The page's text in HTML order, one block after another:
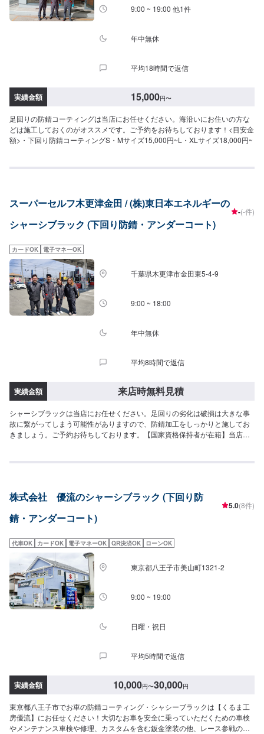
9:00 ~ 19:00 他1件
年中無休
平均18時間で返信
実績金額 15,000円〜
足回りの防錆コーティングは当店にお任せください。海沿いにお住いの方な
どは施工しておくのがオススメです。ご予約をお待ちしております！<目安金
額>・下回り防錆コーティングS・Mサイズ15,000円~L・XLサイズ18,000円~
スーパーセルフ木更津金田 / (株)東日本エネルギーの
シャーシブラック (下回り防錆・アンダーコート)
-(-件)
カードOK 電子マネーOK
千葉県木更津市金田東5-4-9
9:00 ~ 18:00
年中無休
平均8時間で返信
実績金額 来店時無料見積
シャーシブラックは当店にお任せください。足回りの劣化は破損は大きな事
故に繋がってしまう可能性がありますので、防錆加工をしっかりと施してお
きましょう。ご予約お待ちしております。【国家資格保持者が在籍】当店は2
株式会社 優流のシャーシブラック (下回り防
錆・アンダーコート)
5.0(8件)
代車OK カードOK 電子マネーOK QR決済OK ローンOK
東京都八王子市美山町1321-2
9:00 ~ 19:00
日曜・祝日
平均5時間で返信
実績金額 10,000円〜30,000円
東京都八王子市でお車の防錆コーティング・シャシーブラックは【くるま工
房優流】にお任せください！大切なお車を安全に乗っていただくための車検
やメンテナンス車検や修理、カスタムを含む鈑金塗装の他、レース参戦のサ